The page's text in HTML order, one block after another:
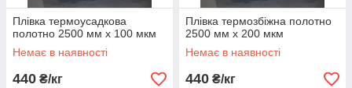
Плівка термоусадкова
полотно 2500 мм х 100 мкм
Немає в наявності
440 ₴/кг
Плівка термозбіжна полотно
2500 мм х 200 мкм
Немає в наявності
440 ₴/кг